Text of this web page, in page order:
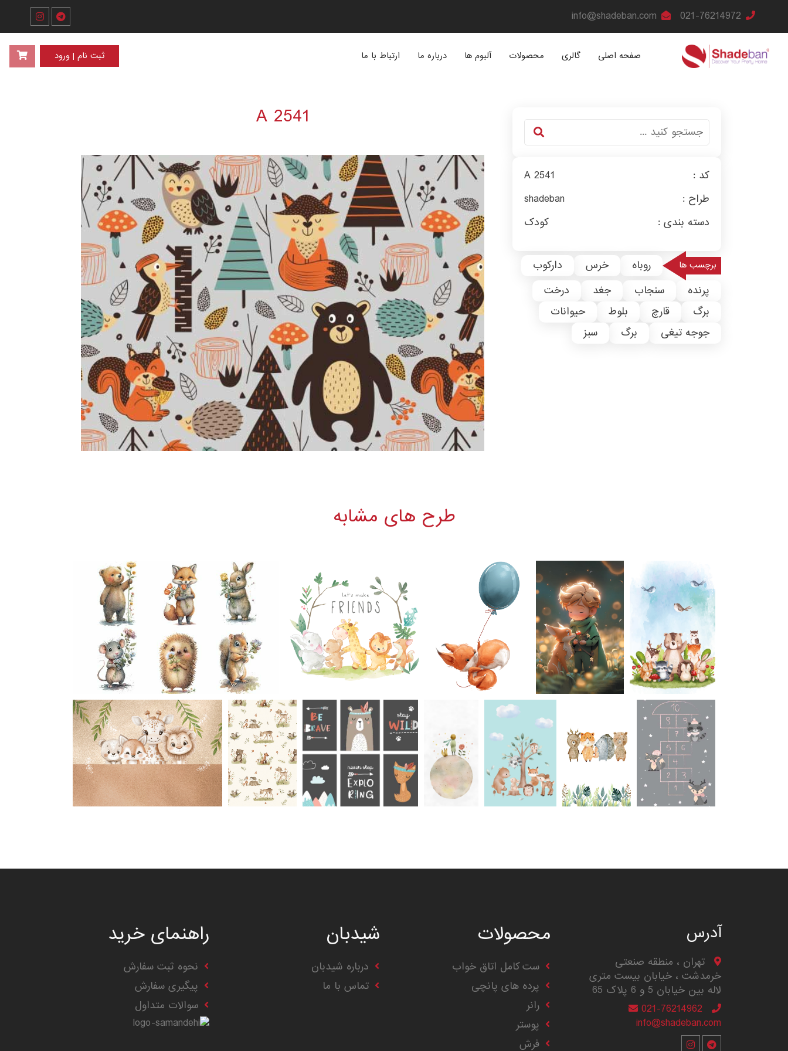
021-76214972
info@shadeban.com
صفحه اصلی گالری محصولات آلبوم ها درباره ما ارتباط با ما ثبت نام | ورود
A 2541
کد :
A 2541
طراح :
shadeban
دسته بندی :
کودک
برچسب ها روباه خرس
دارکوب
پرنده
سنجاب جغد
درخت
برگ
قارچ بلوط
حیوانات
جوجه تیغی
برگ سبز
طرح های مشابه
آدرس
تهران ، منطقه صنعتی
خرمدشت ، خیابان بیست متری
لاله بین خیابان 5 و 6 پلاک 65
021-76214962
info@shadeban.com
محصولات
ست کامل اتاق خواب
پرده های پانچی
رانر
پوستر
فرش
شیدبان
درباره شیدبان
تماس با ما
راهنمای خرید
نحوه ثبت سفارش
پیگیری سفارش
سوالات متداول